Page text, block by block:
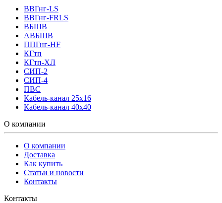
ВВГнг-LS
ВВГнг-FRLS
ВБШВ
АВБШВ
ППГнг-HF
КГтп
КГтп-ХЛ
СИП-2
СИП-4
ПВС
Кабель-канал 25х16
Кабель-канал 40х40
О компании
О компании
Доставка
Как купить
Статьи и новости
Контакты
Контакты